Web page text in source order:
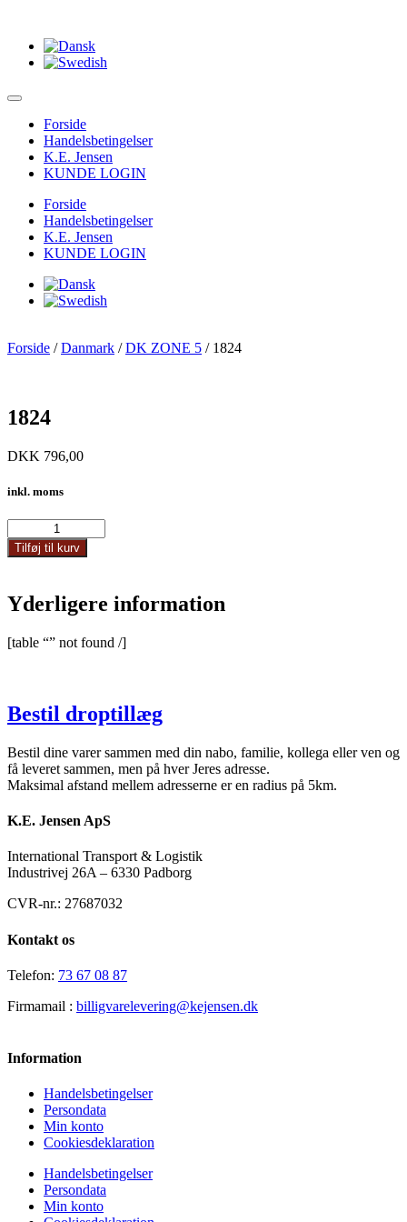
Forside
Handelsbetingelser
K.E. Jensen
KUNDE LOGIN
Forside
Handelsbetingelser
K.E. Jensen
KUNDE LOGIN
Forside /Danmark /DK ZONE 5 / 1824
1824
DKK 796,00
inkl. moms
antal
Tilføj til kurv
Yderligere information
[table “” not found /]
Bestil droptillæg
Bestil dine varer sammen med din nabo, familie, kollega eller ven og
få leveret sammen, men på hver Jeres adresse.
Maksimal afstand mellem adresserne er en radius på 5km.
K.E. Jensen ApS
International Transport & Logistik
Industrivej 26A – 6330 Padborg
CVR-nr.: 27687032
Kontakt os
Telefon: 73 67 08 87
Firmamail : billigvarelevering@kejensen.dk
Information
Handelsbetingelser
Persondata
Min konto
Cookiesdeklaration
Handelsbetingelser
Persondata
Min konto